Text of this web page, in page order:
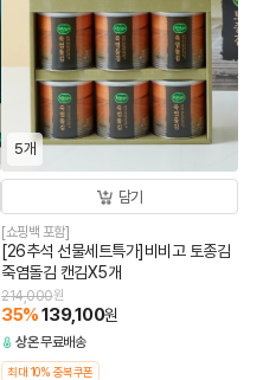
5개
담기
[쇼핑백 포함]
[26추석 선물세트특가]비비고 토종김
죽염돌김 캔김X5개
214,000원
35%139,100원
상온무료배송
최대 10% 중복쿠폰